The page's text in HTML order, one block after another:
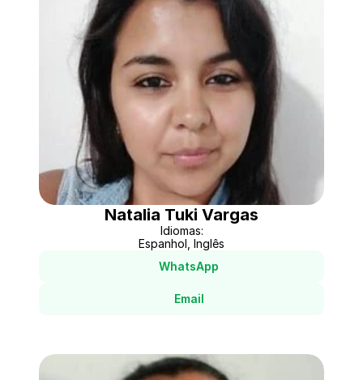
Natalia Tuki Vargas
Idiomas:
Espanhol, Inglês
WhatsApp
Email